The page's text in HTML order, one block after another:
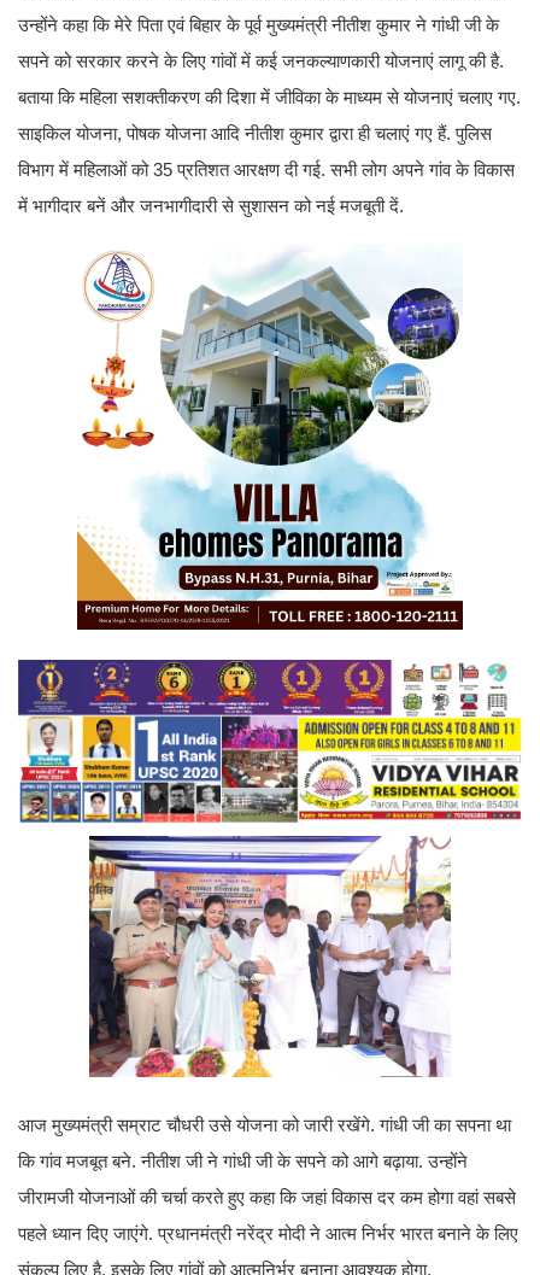
उन्होंने कहा कि मेरे पिता एवं बिहार के पूर्व मुख्यमंत्री नीतीश कुमार ने गांधी जी के
सपने को सरकार करने के लिए गांवों में कई जनकल्याणकारी योजनाएं लागू की है.
बताया कि महिला सशक्तीकरण की दिशा में जीविका के माध्यम से योजनाएं चलाए गए.
साइकिल योजना, पोषक योजना आदि नीतीश कुमार द्वारा ही चलाएं गए हैं. पुलिस
विभाग में महिलाओं को 35 प्रतिशत आरक्षण दी गई. सभी लोग अपने गांव के विकास
में भागीदार बनें और जनभागीदारी से सुशासन को नई मजबूती दें.
आज मुख्यमंत्री सम्राट चौधरी उसे योजना को जारी रखेंगे. गांधी जी का सपना था
कि गांव मजबूत बने. नीतीश जी ने गांधी जी के सपने को आगे बढ़ाया. उन्होंने
जीरामजी योजनाओं की चर्चा करते हुए कहा कि जहां विकास दर कम होगा वहां सबसे
पहले ध्यान दिए जाएंगे. प्रधानमंत्री नरेंद्र मोदी ने आत्म निर्भर भारत बनाने के लिए
संकल्प लिए है. इसके लिए गांवों को आत्मनिर्भर बनाना आवश्यक होगा.